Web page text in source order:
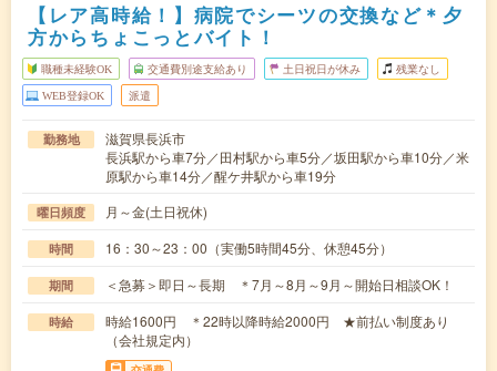
【レア高時給！】病院でシーツの交換など＊夕
方からちょこっとバイト！
職種未経験OK 交通費別途支給あり 土日祝日が休み 残業なし
WEB登録OK 派遣
勤務地
滋賀県長浜市
長浜駅から車7分／田村駅から車5分／坂田駅から車10分／米
原駅から車14分／醒ケ井駅から車19分
曜日頻度 月～金(土日祝休)
時間 16：30～23：00（実働5時間45分、休憩45分）
期間 ＜急募＞即日～長期 ＊7月～8月～9月～開始日相談OK！
時給
時給1600円 ＊22時以降時給2000円 ★前払い制度あり
（会社規定内）